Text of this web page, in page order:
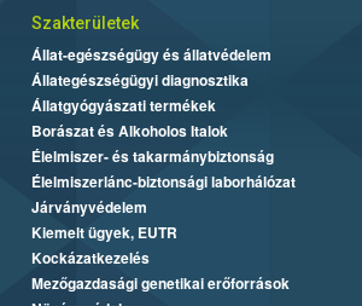
Szakterületek
Állat-egészségügy és állatvédelem
Állategészségügyi diagnosztika
Állatgyógyászati termékek
Borászat és Alkoholos Italok
Élelmiszer- és takarmánybiztonság
Élelmiszerlánc-biztonsági laborhálózat
Járványvédelem
Kiemelt ügyek, EUTR
Kockázatkezelés
Mezőgazdasági genetikai erőforrások